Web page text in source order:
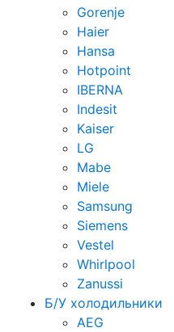
Gorenje
Haier
Hansa
Hotpoint
IBERNA
Indesit
Kaiser
LG
Mabe
Miele
Samsung
Siemens
Vestel
Whirlpool
Zanussi
Б/У холодильники
AEG